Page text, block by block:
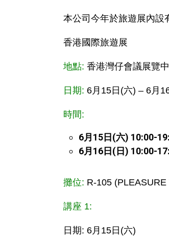
本公司今年於旅遊展內設
香港國際旅遊展
地點: 香港灣仔會議展覽
日期: 6月15日(六) – 6月
時間:
6月15日(六) 10:00-
6月16日(日) 10:00-
攤位: R-105
講座 1:
日期: 6月15日(六)